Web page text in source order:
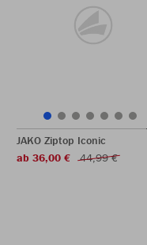
JAKO Ziptop Iconic
ab 36,00 €
44,99 €